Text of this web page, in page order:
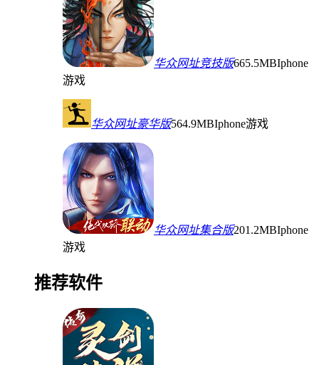
华众网址竞技版665.5MBIphone
游戏
华众网址豪华版564.9MBIphone游戏
华众网址集合版201.2MBIphone
游戏
推荐软件